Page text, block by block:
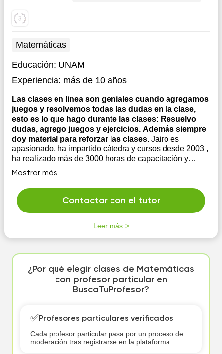
Matemáticas
Educación: UNAM
Experiencia: más de 10 años
Las clases en linea son geniales cuando agregamos
juegos y resolvemos todas las dudas en la clase,
esto es lo que hago durante las clases: Resuelvo
dudas, agrego juegos y ejercicios. Además siempre
doy material para reforzar las clases. Jairo es
apasionado, ha impartido cátedra y cursos desde 2003 ,
ha realizado más de 3000 horas de capacitación y
asesoria para jóvenes adultos de forma presencial, en
linea también usando TIC y plataformas especializadas.
UNAM (Ingeniero Químico Titulado). Gamificación y
secuencias con TIC para edu...
Mostrar más
Contactar con el tutor
Leer más
¿Por qué elegir clases de Matemáticas
con profesor particular en
BuscaTuProfesor?
✅Profesores particulares verificados
Cada profesor particular pasa por un proceso de
moderación tras registrarse en la plataforma